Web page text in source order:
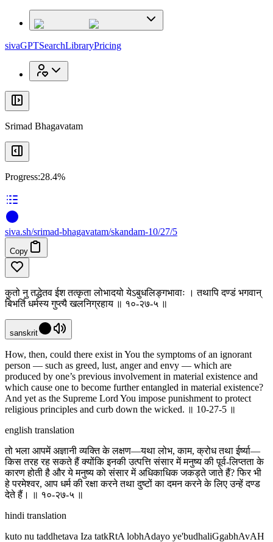
sivaGPTSearchLibraryPricing
Srimad Bhagavatam
Progress:28.4%
siva.sh/srimad-bhagavatam/skandam-10/27/5
Copy
कुतो नु तद्धेतव ईश तत्कृता लोभादयो येऽबुधलिङ्गभावाः । तथापि दण्डं भगवान्
बिभर्ति धर्मस्य गुप्त्यै खलनिग्रहाय ॥ १०-२७-५ ॥
sanskrit
How, then, could there exist in You the symptoms of an ignorant
person — such as greed, lust, anger and envy — which are
produced by one’s previous involvement in material existence and
which cause one to become further entangled in material existence?
And yet as the Supreme Lord You impose punishment to protect
religious principles and curb down the wicked. ॥ 10-27-5 ॥
english translation
तो भला आपमें अज्ञानी व्यक्ति के लक्षण—यथा लोभ, काम, क्रोध तथा ईर्ष्या—
किस तरह रह सकते हैं क्योंकि इनकी उत्पत्ति संसार में मनुष्य की पूर्व-लिप्तता के
कारण होती है और ये मनुष्य को संसार में अधिकाधिक जकड़ते जाते हैं? फिर भी
हे परमेश्वर, आप धर्म की रक्षा करने तथा दुष्टों का दमन करने के लिए उन्हें दण्ड
देते हैं। ॥ १०-२७-५ ॥
hindi translation
kuto nu taddhetava Iza tatkRtA lobhAdayo ye'budhaliGgabhAvAH